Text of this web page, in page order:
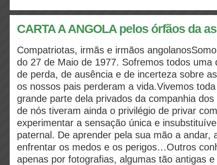
CARTA A ANGOLA pelos órfãos da
Compatriotas, irmãs e irmãos
do 27 de Maio de 1977. Sofremos todos uma
de perda, de ausência e de incerteza sobre
os nossos pais perderam a vida.Vivemos
grande parte dela privados da companhia
de nós tiveram ainda o privilégio de privar
experimentar a sensação única e
paternal. De aprender pela sua mão a andar,
enfrentar os medos e os perigos…Outros
apenas por fotografias, algumas tão antigas